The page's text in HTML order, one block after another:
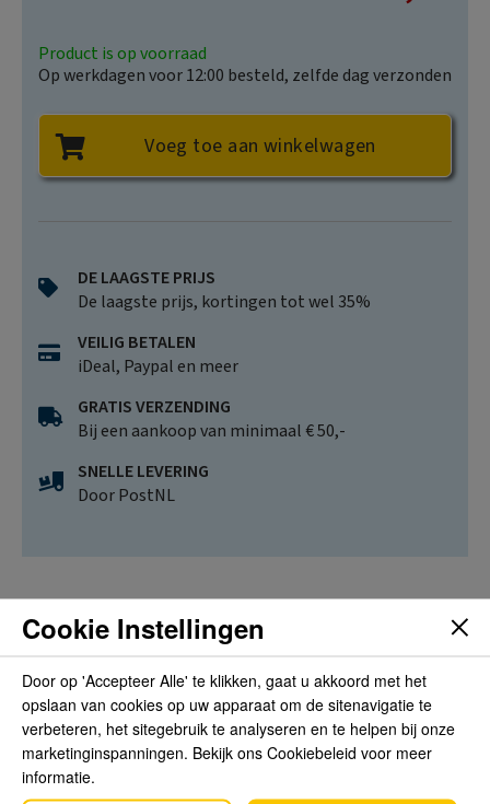
Product is op voorraad
Op werkdagen voor 12:00 besteld, zelfde dag verzonden
Voeg toe aan winkelwagen
DE LAAGSTE PRIJS
De laagste prijs, kortingen tot wel 35%
VEILIG BETALEN
iDeal, Paypal en meer
GRATIS VERZENDING
Bij een aankoop van minimaal € 50,-
SNELLE LEVERING
Door PostNL
Beoordelingen
Schrijf de eerste review over dit product
Schrijf een beoordeling
Cookie Instellingen
Door op 'Accepteer Alle' te klikken, gaat u akkoord met het
opslaan van cookies op uw apparaat om de sitenavigatie te
verbeteren, het sitegebruik te analyseren en te helpen bij onze
marketinginspanningen. Bekijk ons Cookiebeleid voor meer
informatie.